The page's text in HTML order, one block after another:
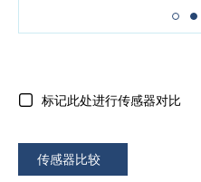
标记此处进行传感器对比
传感器比较